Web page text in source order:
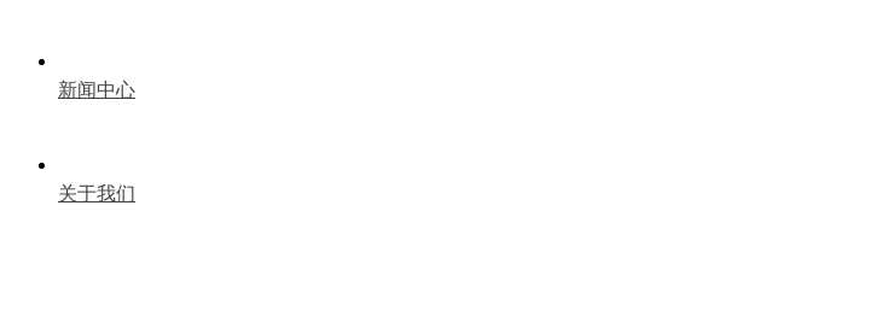
新闻中心
关于我们